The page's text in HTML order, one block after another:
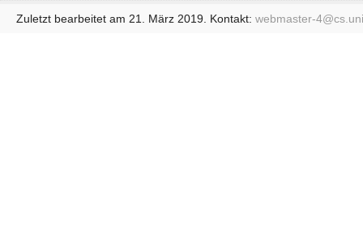
Zuletzt bearbeitet am 21. März 2019. Kontakt: webmaster-4@